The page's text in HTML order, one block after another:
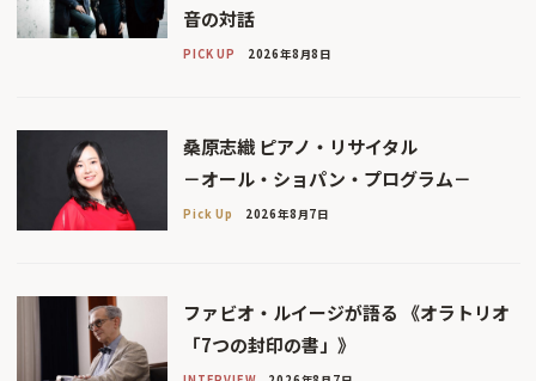
音の対話
PICK UP 2026年8月8日
桑原志織 ピアノ・リサイタル
－オール・ショパン・プログラム－
Pick Up 2026年8月7日
ファビオ・ルイージが語る 《オラトリオ
「7つの封印の書」》